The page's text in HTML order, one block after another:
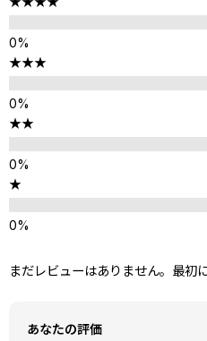
★★★
★★
★
まだレビューはありません。最初
あなたの評価